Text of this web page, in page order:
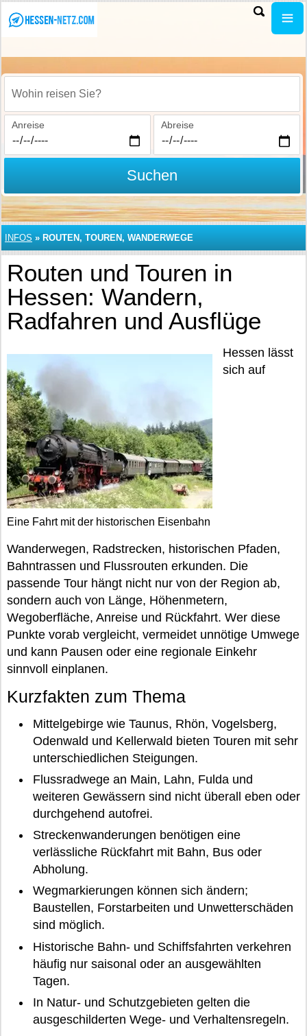
Wohin reisen Sie?
Anreise Abreise
Suchen
INFOS » ROUTEN, TOUREN, WANDERWEGE
Routen und Touren in
Hessen: Wandern,
Radfahren und Ausflüge
Eine Fahrt mit der historischen Eisenbahn
Hessen lässt
sich auf
Wanderwegen, Radstrecken, historischen Pfaden,
Bahntrassen und Flussrouten erkunden. Die
passende Tour hängt nicht nur von der Region ab,
sondern auch von Länge, Höhenmetern,
Wegoberfläche, Anreise und Rückfahrt. Wer diese
Punkte vorab vergleicht, vermeidet unnötige Umwege
und kann Pausen oder eine regionale Einkehr
sinnvoll einplanen.
Kurzfakten zum Thema
Mittelgebirge wie Taunus, Rhön, Vogelsberg,
Odenwald und Kellerwald bieten Touren mit sehr
unterschiedlichen Steigungen.
Flussradwege an Main, Lahn, Fulda und
weiteren Gewässern sind nicht überall eben oder
durchgehend autofrei.
Streckenwanderungen benötigen eine
verlässliche Rückfahrt mit Bahn, Bus oder
Abholung.
Wegmarkierungen können sich ändern;
Baustellen, Forstarbeiten und Unwetterschäden
sind möglich.
Historische Bahn- und Schiffsfahrten verkehren
häufig nur saisonal oder an ausgewählten
Tagen.
In Natur- und Schutzgebieten gelten die
ausgeschilderten Wege- und Verhaltensregeln.